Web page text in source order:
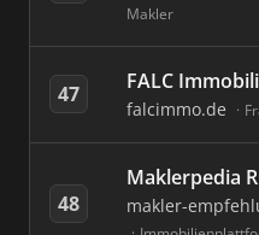
Makler
47 FALC
falcimmo.de
48
Maklerpedia
makler-